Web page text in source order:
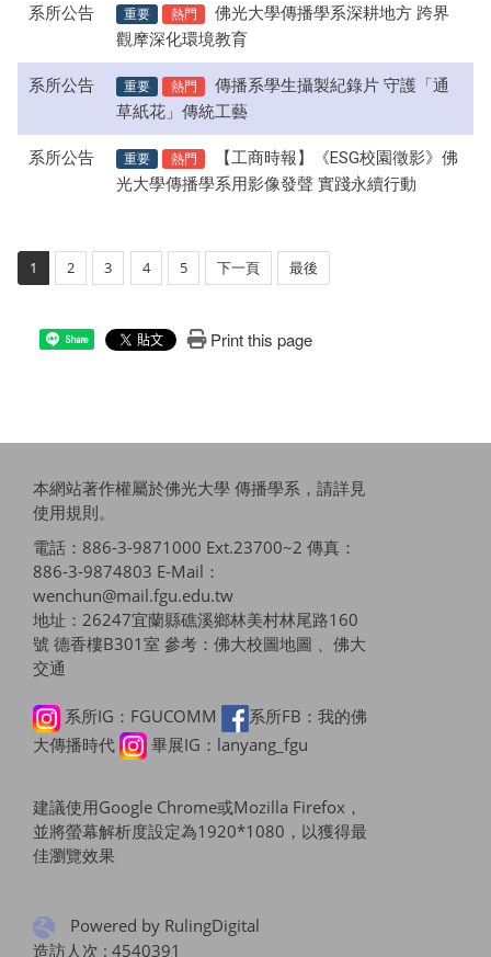
系所公告 重要 熱門
佛光大學傳播學系深耕地方 跨界
觀摩深化環境教育
系所公告 重要 熱門
傳播系學生攝製紀錄片 守護「通
草紙花」傳統工藝
系所公告 重要 熱門
【工商時報】《ESG校園徵影》佛
光大學傳播學系用影像發聲 實踐永續行動
1 2 3 4 5 下一頁 最後
Share Print this page
本網站著作權屬於佛光大學 傳播學系，請詳見
使用規則。
電話：886-3-9871000 Ext.23700~2 傳真：
886-3-9874803 E-Mail：
wenchun@mail.fgu.edu.tw
地址：26247宜蘭縣礁溪鄉林美村林尾路160
號 德香樓B301室 參考： 佛大校圖地圖 、佛大
交通
系所IG：FGUCOMM
系所FB：我的佛
大傳播時代
畢展IG：lanyang_fgu
建議使用Google Chrome或Mozilla Firefox，
並將螢幕解析度設定為1920*1080，以獲得最
佳瀏覽效果
Powered by RulingDigital
造訪人次 : 4540391